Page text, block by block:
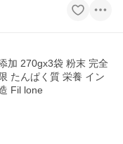
加 270gx3袋 粉末 完全
たんぱく質 栄養 イン
Fil lone